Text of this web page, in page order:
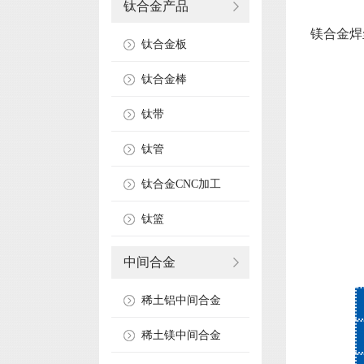
钛合金产品
钛合金板
钛合金棒
钛带
钛管
钛合金CNC加工
钛篮
中间合金
稀土铝中间合金
稀土镁中间合金
镁合金